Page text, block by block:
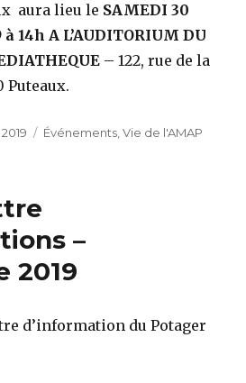
aura lieu le SAMEDI 30
14h A L’AUDITORIUM DU
– 122, rue de la
Puteaux.
Catégories
Événements,Vie de l'AMAP
–
2019
d’information du Potager